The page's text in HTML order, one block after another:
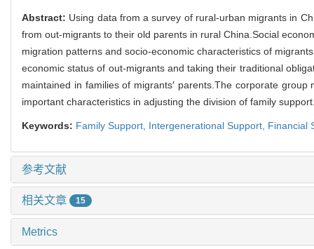
Abstract: Using data from a survey of rural-urban migrants in
from out-migrants to their old parents in rural China.Social
migration patterns and socio-economic characteristics of
economic status of out-migrants and taking their traditional
maintained in families of migrants′ parents.The corporate
important characteristics in adjusting the division of family
Keywords: Family Support, Intergenerational Support, Financial
参考文献
相关文章 15
Metrics